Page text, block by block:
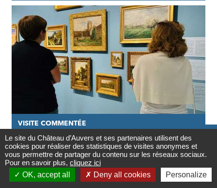
Contact

Newsletter
VISITE COMMENTÉE
27/09/2026
VISITE GUIDÉE DE L'EXPOSITION |
VAN GOGH INFLUENCEUR
Le site du Château d’Auvers et ses partenaires utilisent des
cookies pour réaliser des statistiques de visites anonymes et
vous permettre de partager du contenu sur les réseaux sociaux.
Pour en savoir plus, cliquez ici
OK, accept all
Deny all cookies Personalize